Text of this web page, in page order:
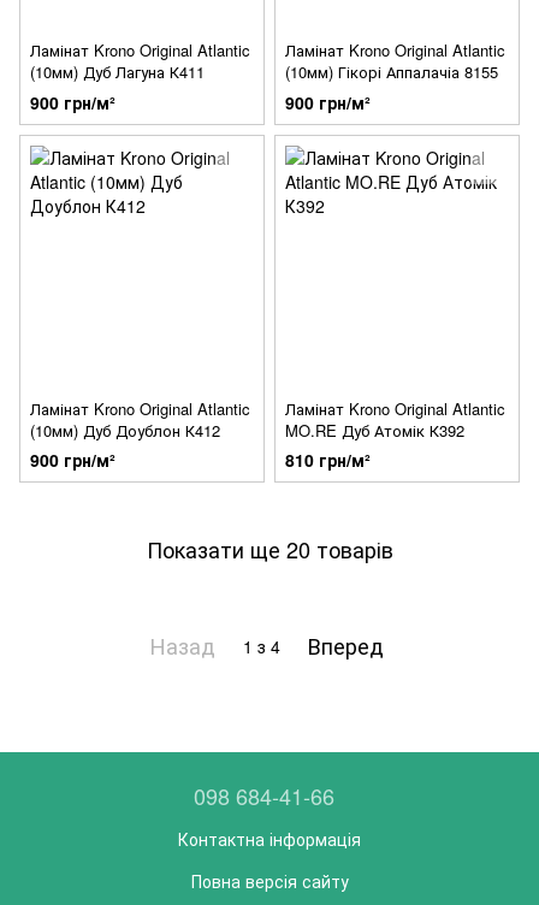
Ламінат Krono Original Atlantic
(10мм) Дуб Лагуна К411
900 грн/м²
Ламінат Krono Original Atlantic
(10мм) Гікорі Аппалачіа 8155
900 грн/м²
Ламінат Krono Original Atlantic
(10мм) Дуб Доублон К412
900 грн/м²
Ламінат Krono Original Atlantic
MO.RE Дуб Атомік К392
810 грн/м²
Показати ще 20 товарів
Назад 1 з 4 Вперед
098 684-41-66
Контактна інформація
Повна версія сайту